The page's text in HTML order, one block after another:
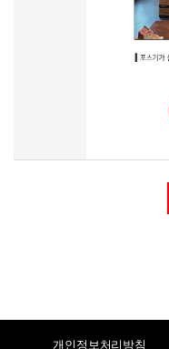
개인정보처리방침